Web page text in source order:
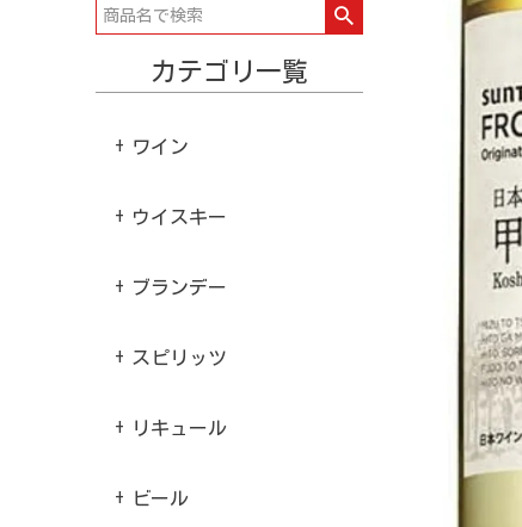
カテゴリ一覧
ワイン
ウイスキー
ブランデー
スピリッツ
リキュール
ビール